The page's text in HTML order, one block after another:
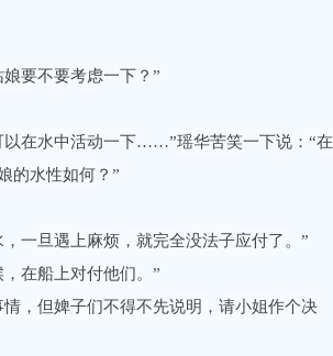
要不要考虑一下？”
在水中活动一下……”瑶华苦笑一下说：“在
的水性如何？”
旦遇上麻烦，就完全没法子应付了。”
在船上对付他们。”
，但婢子们不得不先说明，请小姐作个决